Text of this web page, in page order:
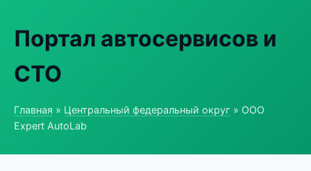
Портал автосервисов и
СТО
Главная » Центральный федеральный округ » ООО
Expert AutoLab